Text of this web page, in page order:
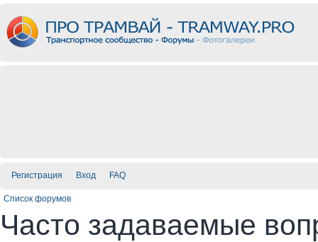
Регистрация Вход FAQ
Список форумов
Часто задаваемые